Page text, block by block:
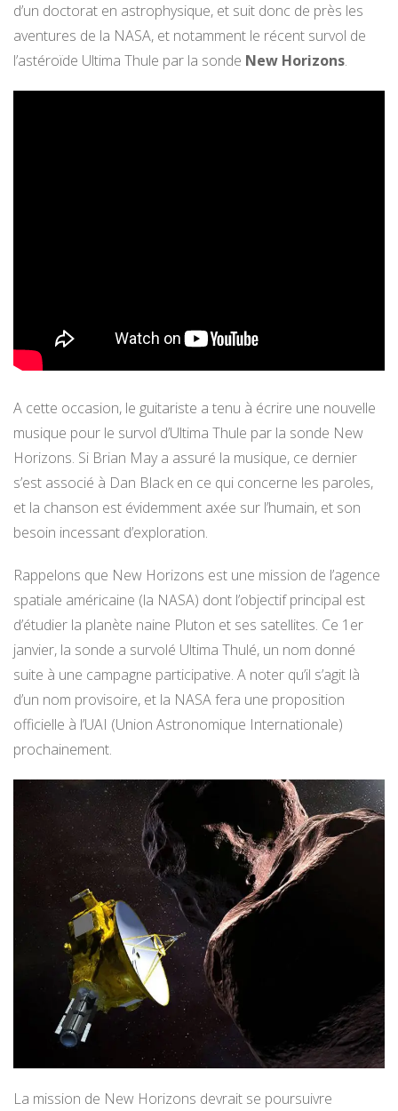
d’un doctorat en astrophysique, et suit donc de près les
aventures de la NASA, et notamment le récent survol de
l’astéroïde Ultima Thule par la sonde New Horizons.
A cette occasion, le guitariste a tenu à écrire une nouvelle
musique pour le survol d’Ultima Thule par la sonde New
Horizons. Si Brian May a assuré la musique, ce dernier
s’est associé à Dan Black en ce qui concerne les paroles,
et la chanson est évidemment axée sur l’humain, et son
besoin incessant d’exploration.
Rappelons que New Horizons est une mission de l’agence
spatiale américaine (la NASA) dont l’objectif principal est
d’étudier la planète naine Pluton et ses satellites. Ce 1er
janvier, la sonde a survolé Ultima Thulé, un nom donné
suite à une campagne participative. A noter qu’il s’agit là
d’un nom provisoire, et la NASA fera une proposition
officielle à l’UAI (Union Astronomique Internationale)
prochainement.
La mission de New Horizons devrait se poursuivre